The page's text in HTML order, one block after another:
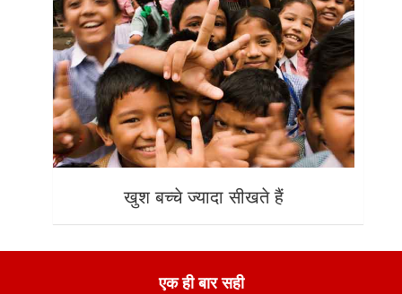
खुश बच्चे ज्यादा सीखते हैं
एक ही बार सही